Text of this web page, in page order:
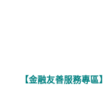
【金融友善服務專區】